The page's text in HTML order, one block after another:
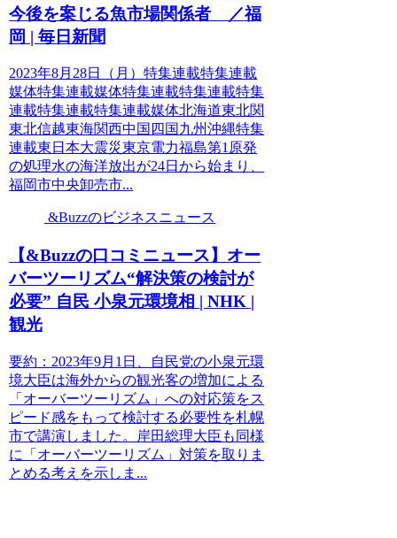
今後を案じる魚市場関係者 ／福
岡 | 毎日新聞
2023年8月28日（月）特集連載特集連載
媒体特集連載媒体特集連載特集連載特集
連載特集連載特集連載媒体北海道東北関
東北信越東海関西中国四国九州沖縄特集
連載東日本大震災東京電力福島第1原発
の処理水の海洋放出が24日から始まり、
福岡市中央卸売市...
&Buzzのビジネスニュース
【&Buzzの口コミニュース】オー
バーツーリズム“解決策の検討が
必要” 自民 小泉元環境相 | NHK |
観光
要約：2023年9月1日、自民党の小泉元環
境大臣は海外からの観光客の増加による
「オーバーツーリズム」への対応策をス
ピード感をもって検討する必要性を札幌
市で講演しました。岸田総理大臣も同様
に「オーバーツーリズム」対策を取りま
とめる考えを示しま...